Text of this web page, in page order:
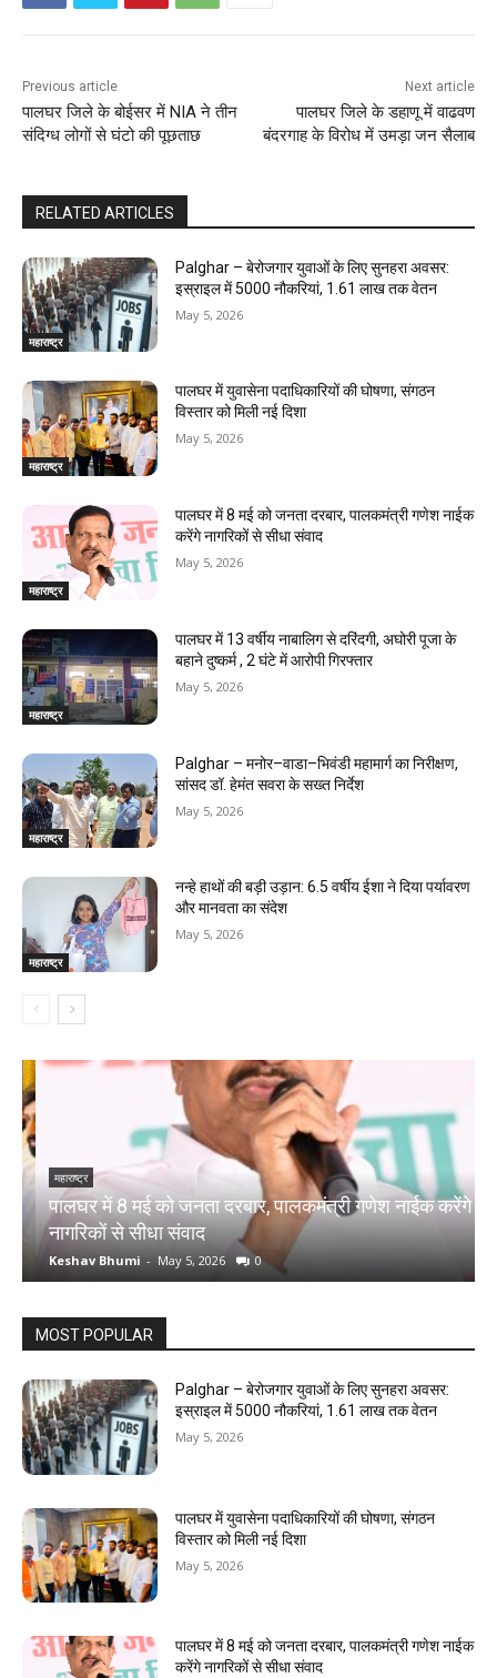
Previous article
पालघर जिले के बोईसर में NIA ने तीन
संदिग्ध लोगों से घंटो की पूछताछ
Next article
पालघर जिले के डहाणू में वाढवण
बंदरगाह के विरोध में उमड़ा जन सैलाब
RELATED ARTICLES
महाराष्ट्र
Palghar – बेरोजगार युवाओं के लिए सुनहरा अवसर:
इस्राइल में 5000 नौकरियां, ₹1.61 लाख तक वेतन
May 5, 2026
महाराष्ट्र
पालघर में युवासेना पदाधिकारियों की घोषणा, संगठन
विस्तार को मिली नई दिशा
May 5, 2026
महाराष्ट्र
पालघर में 8 मई को जनता दरबार, पालकमंत्री गणेश नाईक
करेंगे नागरिकों से सीधा संवाद
May 5, 2026
महाराष्ट्र
पालघर में 13 वर्षीय नाबालिग से दरिंदगी, अघोरी पूजा के
बहाने दुष्कर्म , 2 घंटे में आरोपी गिरफ्तार
May 5, 2026
महाराष्ट्र
Palghar – मनोर–वाडा–भिवंडी महामार्ग का निरीक्षण,
सांसद डॉ. हेमंत सवरा के सख्त निर्देश
May 5, 2026
महाराष्ट्र
नन्हे हाथों की बड़ी उड़ान: 6.5 वर्षीय ईशा ने दिया पर्यावरण
और मानवता का संदेश
May 5, 2026
महाराष्ट्र
पालघर में 8 मई को जनता दरबार, पालकमंत्री गणेश नाईक करेंगे
नागरिकों से सीधा संवाद
Keshav Bhumi - May 5, 2026 0
MOST POPULAR
Palghar – बेरोजगार युवाओं के लिए सुनहरा अवसर:
इस्राइल में 5000 नौकरियां, ₹1.61 लाख तक वेतन
May 5, 2026
पालघर में युवासेना पदाधिकारियों की घोषणा, संगठन
विस्तार को मिली नई दिशा
May 5, 2026
पालघर में 8 मई को जनता दरबार, पालकमंत्री गणेश नाईक
करेंगे नागरिकों से सीधा संवाद